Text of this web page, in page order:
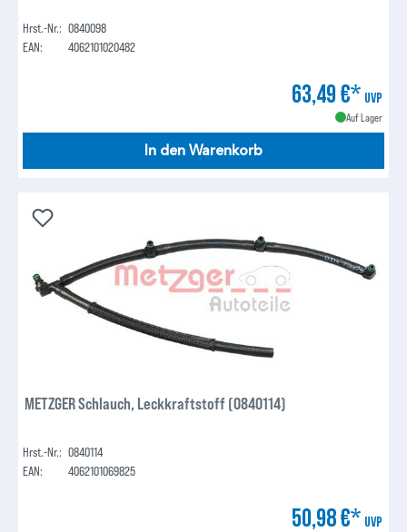
Hrst.-Nr.: 0840098
EAN:
4062101020482
63,49 €* UVP
Auf Lager
In den Warenkorb
METZGER Schlauch, Leckkraftstoff (0840114)
Hrst.-Nr.: 0840114
EAN:
4062101069825
50,98 €* UVP